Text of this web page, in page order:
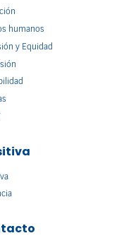
humanos
y Equidad